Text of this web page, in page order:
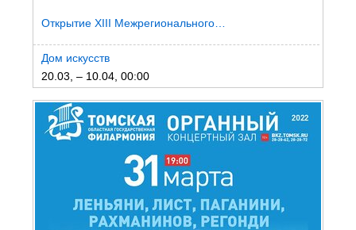
Открытие XIII Межрегионального…
Дом искусств
20.03, – 10.04, 00:00